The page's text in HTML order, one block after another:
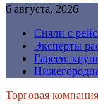
6 августа, 2026
Сняли с
Эксперты
Гареев:
Торговая компания